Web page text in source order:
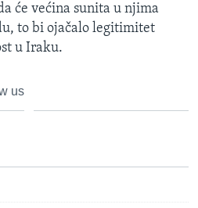
će većina sunita u njima
to bi ojačalo legitimitet
u Iraku.
us